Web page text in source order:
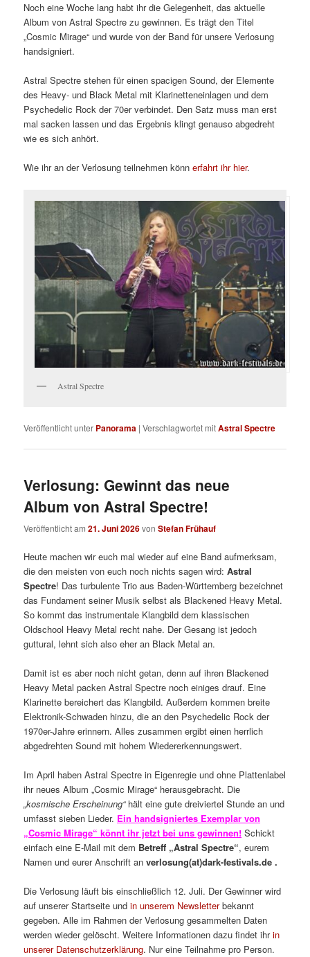
Noch eine Woche lang habt ihr die Gelegenheit, das aktuelle
Album von Astral Spectre zu gewinnen. Es trägt den Titel
„Cosmic Mirage“ und wurde von der Band für unsere Verlosung
handsigniert.
Astral Spectre stehen für einen spacigen Sound, der Elemente
des Heavy- und Black Metal mit Klarinetteneinlagen und dem
Psychedelic Rock der 70er verbindet. Den Satz muss man erst
mal sacken lassen und das Ergebnis klingt genauso abgedreht
wie es sich anhört.
Wie ihr an der Verlosung teilnehmen könnerfahrt ihr hier.
Astral Spectre
Veröffentlicht unter Panorama |Verschlagwortet mitAstral Spectre
Verlosung: Gewinnt das neue
Album von Astral Spectre!
Veröffentlicht am21. Juni 2026vonStefan Frühauf
Heute machen wir euch mal wieder auf eine Band aufmerksam,
die den meisten von euch noch nichts sagen wird:Astral
Spectre! Das turbulente Trio aus Baden-Württemberg bezeichnet
das Fundament seiner Musik selbst als Blackened Heavy Metal.
So kommt das instrumentale Klangbild dem klassischen
Oldschool Heavy Metal recht nahe. Der Gesang ist jedoch
guttural, lehnt sich also eher an Black Metal an.
Damit ist es aber noch nicht getan, denn auf ihren Blackened
Heavy Metal packen Astral Spectre noch einiges drauf. Eine
Klarinette bereichert das Klangbild. Außerdem kommen breite
Elektronik-Schwaden hinzu, die an den Psychedelic Rock der
1970er-Jahre erinnern. Alles zusammen ergibt einen herrlich
abgedrehten Sound mit hohem Wiedererkennungswert.
Im April haben Astral Spectre in Eigenregie und ohne Plattenlabel
ihr neues Album „Cosmic Mirage“ herausgebracht. Die
„kosmische Erscheinung“hält eine gute dreiviertel Stunde an und
umfasst sieben Lieder. Ein handsigniertes Exemplar von
„Cosmic Mirage“ könnt ihr jetzt bei uns gewinnen! Schickt
einfach eine E-Mail mit dem Betreff „Astral Spectre“, eurem
Namen und eurer Anschrift anverlosung(at)dark-festivals.de .
Die Verlosung läuft bis einschließlich 12. Juli. Der Gewinner wird
auf unserer Startseite undin unserem Newsletterbekannt
gegeben. Alle im Rahmen der Verlosung gesammelten Daten
werden wieder gelöscht. Weitere Informationen dazu findet ihrin
unserer Datenschutzerklärung. Nur eine Teilnahme pro Person.